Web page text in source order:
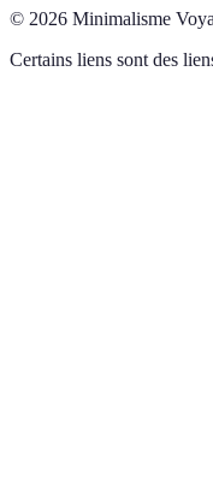
© 2026 Minimalisme
Certains liens sont des